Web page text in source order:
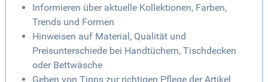
Informieren über aktuelle Kollektionen, Farben,
Trends und Formen
Hinweisen auf Material, Qualität und
Preisunterschiede bei Handtüchern, Tischdecken
oder Bettwäsche
Geben von Tipps zur richtigen Pflege der Artikel